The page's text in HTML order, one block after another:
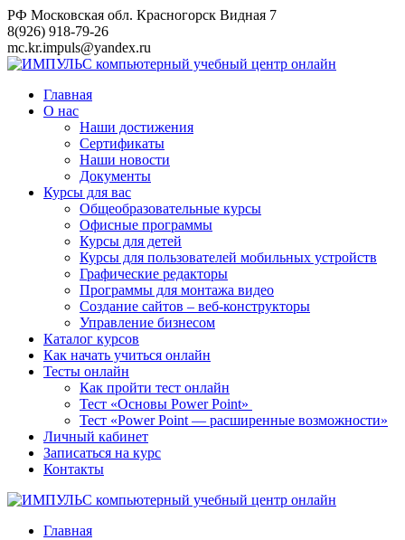
Перейти
к
контенту
РФ Московская обл. Красногорск Видная 7
8(926) 918-79-26
mc.kr.impuls@yandex.ru
Главная
О нас
Наши достижения
Сертификаты
Наши новости
Документы
Курсы для вас
Общеобразовательные курсы
Офисные программы
Курсы для детей
Курсы для пользователей мобильных устройств
Графические редакторы
Программы для монтажа видео
Создание сайтов – веб-конструкторы
Управление бизнесом
Каталог курсов
Как начать учиться онлайн
Тесты онлайн
Как пройти тест онлайн
Тест «Основы Power Point»
Тест «Power Point — расширенные возможности»
Личный кабинет
Записаться на курс
Контакты
Главная